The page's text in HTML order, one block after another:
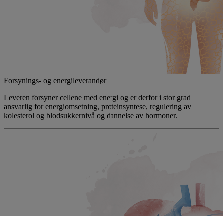
Forsynings- og energileverandør
Leveren forsyner cellene med energi og er derfor i stor grad
ansvarlig for energiomsetning, proteinsyntese, regulering av
kolesterol og blodsukkernivå og dannelse av hormoner.